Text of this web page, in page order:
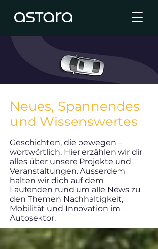
Neues, Spannendes
und Wissenswertes
Geschichten, die bewegen –
wortwörtlich. Hier erzählen wir dir
alles über unsere Projekte und
Veranstaltungen. Ausserdem
halten wir dich auf dem
Laufenden rund um alle News zu
den Themen Nachhaltigkeit,
Mobilität und Innovation im
Autosektor.